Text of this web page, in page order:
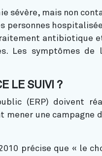
sévère, mais non
personnes
antibiotique
Les symptômes
LE SUIVI ?
(ERP) doivent
une
précise que « le